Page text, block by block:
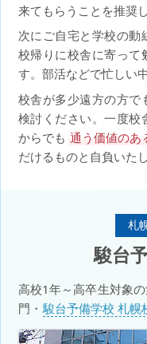
来てもらうことを推奨
次にご自宅と学校の動
校帰りに校舎に寄って
す。部活などで忙しい
校舎が多少遠方の方で
検討ください。一度校
からでも 通う価値のあ
だけるものと自負いたし
札
駿台
高校1年～高卒生対象
門・ 駿台予備学校 札幌